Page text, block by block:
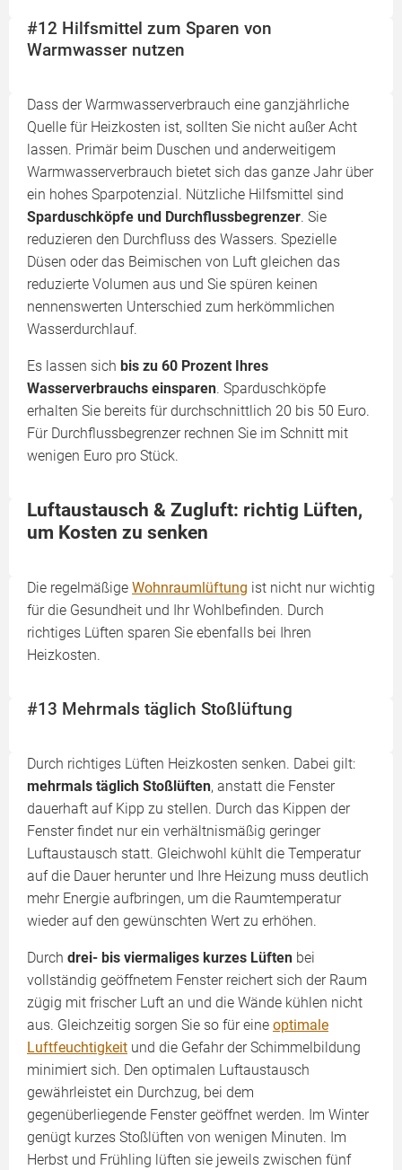
#12 Hilfsmittel zum Sparen von
Warmwasser nutzen
Dass der Warmwasserverbrauch eine ganzjährliche
Quelle für Heizkosten ist, sollten Sie nicht außer Acht
lassen. Primär beim Duschen und anderweitigem
Warmwasserverbrauch bietet sich das ganze Jahr über
ein hohes Sparpotenzial. Nützliche Hilfsmittel sind
Sparduschköpfe und Durchflussbegrenzer. Sie
reduzieren den Durchfluss des Wassers. Spezielle
Düsen oder das Beimischen von Luft gleichen das
reduzierte Volumen aus und Sie spüren keinen
nennenswerten Unterschied zum herkömmlichen
Wasserdurchlauf.
Es lassen sich bis zu 60 Prozent Ihres
Wasserverbrauchs einsparen. Sparduschköpfe
erhalten Sie bereits für durchschnittlich 20 bis 50 Euro.
Für Durchflussbegrenzer rechnen Sie im Schnitt mit
wenigen Euro pro Stück.
Luftaustausch & Zugluft: richtig Lüften,
um Kosten zu senken
Die regelmäßige Wohnraumlüftung ist nicht nur wichtig
für die Gesundheit und Ihr Wohlbefinden. Durch
richtiges Lüften sparen Sie ebenfalls bei Ihren
Heizkosten.
#13 Mehrmals täglich Stoßlüftung
Durch richtiges Lüften Heizkosten senken. Dabei gilt:
mehrmals täglich Stoßlüften, anstatt die Fenster
dauerhaft auf Kipp zu stellen. Durch das Kippen der
Fenster findet nur ein verhältnismäßig geringer
Luftaustausch statt. Gleichwohl kühlt die Temperatur
auf die Dauer herunter und Ihre Heizung muss deutlich
mehr Energie aufbringen, um die Raumtemperatur
wieder auf den gewünschten Wert zu erhöhen.
Durch drei- bis viermaliges kurzes Lüften bei
vollständig geöffnetem Fenster reichert sich der Raum
zügig mit frischer Luft an und die Wände kühlen nicht
aus. Gleichzeitig sorgen Sie so für eine optimale
Luftfeuchtigkeit und die Gefahr der Schimmelbildung
minimiert sich. Den optimalen Luftaustausch
gewährleistet ein Durchzug, bei dem
gegenüberliegende Fenster geöffnet werden. Im Winter
genügt kurzes Stoßlüften von wenigen Minuten. Im
Herbst und Frühling lüften sie jeweils zwischen fünf